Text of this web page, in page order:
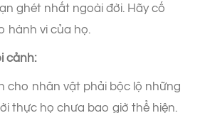
ghét nhất ngoài đời. Hãy cố
hành vi của họ.
cảnh:
cho nhân vật phải bộc lộ những
thực họ chưa bao giờ thể hiện.